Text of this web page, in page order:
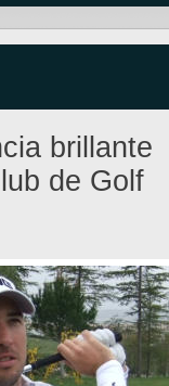
brillante
de Golf